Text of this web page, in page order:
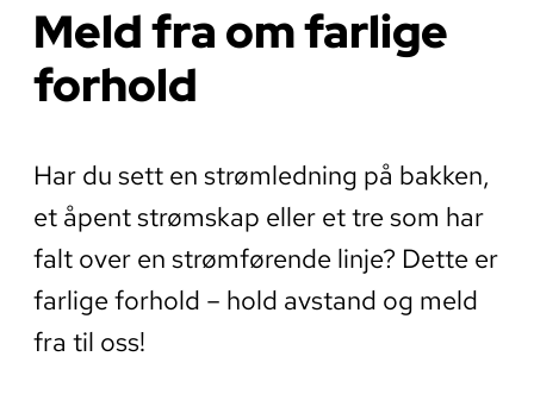
Meld fra om farlige
forhold
Har du sett en strømledning på bakken,
et åpent strømskap eller et tre som har
falt over en strømførende linje? Dette er
farlige forhold – hold avstand og meld
fra til oss!